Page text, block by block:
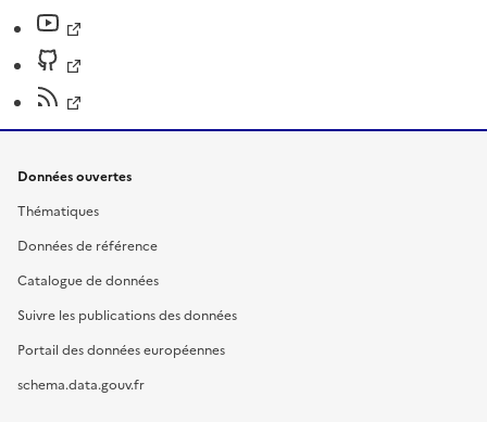
Données ouvertes
Thématiques
Données de référence
Catalogue de données
Suivre les publications des données
Portail des données européennes
schema.data.gouv.fr